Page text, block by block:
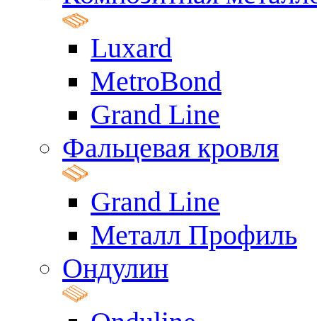
Luxard
MetroBond
Grand Line
Фальцевая кровля
Grand Line
Металл Профиль
Ондулин